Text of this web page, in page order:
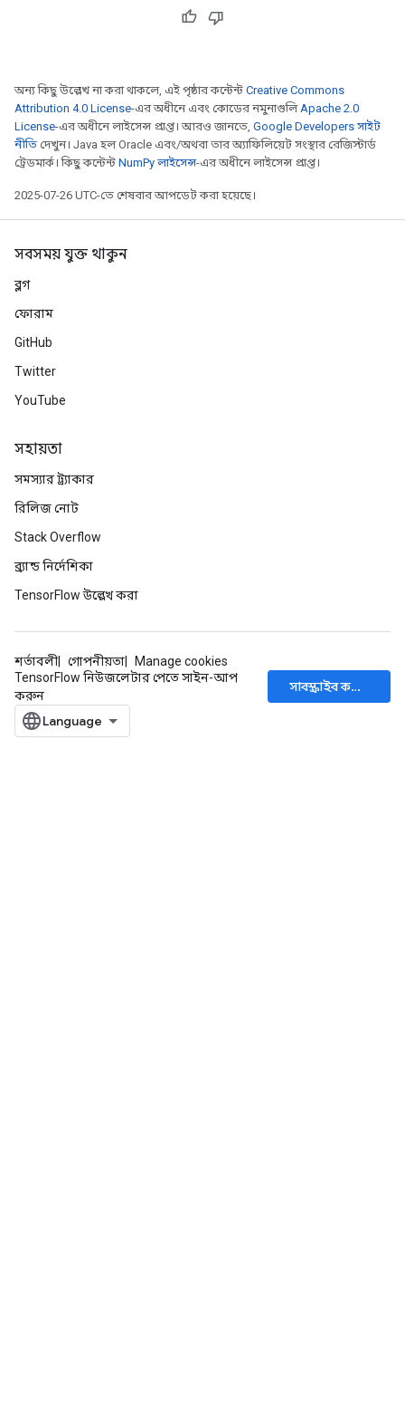
অন্য কিছু উল্লেখ না করা থাকলে, এই পৃষ্ঠার কন্টেন্ট Creative Commons
Attribution 4.0 License-এর অধীনে এবং কোডের নমুনাগুলিApache 2.0
License-এর অধীনে লাইসেন্স প্রাপ্ত। আরও জানতে, Google Developers সাইট
নীতি দেখুন। Java হল Oracle এবং/অথবা তার অ্যাফিলিয়েট সংস্থার রেজিস্টার্ড
ট্রেডমার্ক। কিছু কন্টেন্ট NumPy লাইসেন্স-এর অধীনে লাইসেন্স প্রাপ্ত।
2025-07-26 UTC-তে শেষবার আপডেট করা হয়েছে।
সবসময় যুক্ত থাকুন
ব্লগ
ফোরাম
GitHub
Twitter
YouTube
সহায়তা
সমস্যার ট্র্যাকার
রিলিজ নোট
Stack Overflow
ব্র্যান্ড নির্দেশিকা
TensorFlow উল্লেখ করা
শর্তাবলী গোপনীয়তা
Manage cookies
TensorFlow নিউজলেটার পেতে সাইন-আপ
করুন
সাবস্ক্রাইব করুন